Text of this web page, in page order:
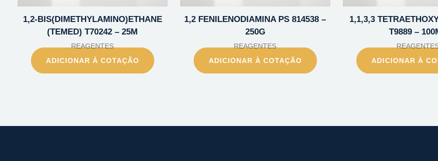
1,2-BIS(DIMETHYLAMINO)ETHANE
(TEMED) T70242 – 25M
REAGENTES
ADICIONAR À COTAÇÃO
1,2 FENILENODIAMINA PS 814538 –
250G
REAGENTES
ADICIONAR À COTAÇÃO
1,1,3,3
T9889 –
ADICIONAR À